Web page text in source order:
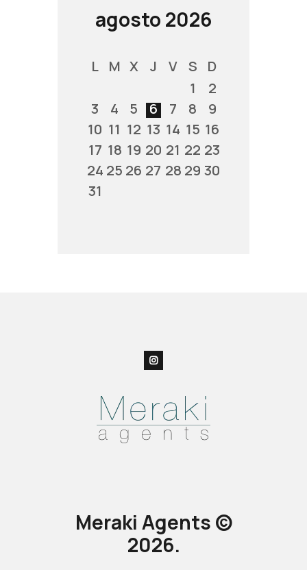
agosto 2026
L M X J V S
D
1
2
3
4 5 6 7 8
9
10 11 12 13 14 15 16
17 18 19 20 21 22 23
24 25 26 27 28 29 30
31
Meraki Agents ©
2026.